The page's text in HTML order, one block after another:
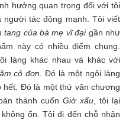
hưởng quan trọng đối với tôi
người tác động mạnh. Tôi viết
tang của bà mẹ vĩ đạigần như
này có nhiều điểm chung.
làng khác nhau và khác với
cô đơn. Đó là một ngôi làng
hết. Đó là một thứ văn chương
thành cuốnGiờ xấu, tôi lại
ổn. Tôi đi đến chỗ nhận